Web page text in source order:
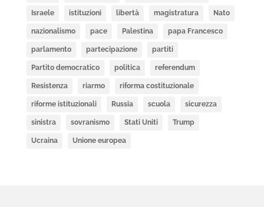
Israele istituzioni libertà magistratura Nato
nazionalismo pace Palestina papa Francesco
parlamento partecipazione partiti
Partito democratico politica referendum
Resistenza riarmo riforma costituzionale
riforme istituzionali Russia scuola sicurezza
sinistra sovranismo Stati Uniti Trump
Ucraina Unione europea